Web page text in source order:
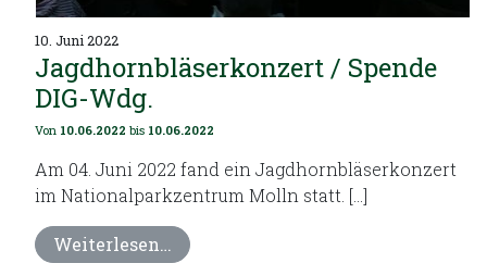
10. Juni 2022
Jagdhornbläserkonzert / Spende
DIG-Wdg.
Von 10.06.2022 bis 10.06.2022
Am 04. Juni 2022 fand ein Jagdhornbläserkonzert
im Nationalparkzentrum Molln statt. […]
Weiterlesen…